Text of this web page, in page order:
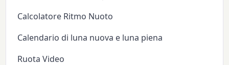
Calcolatore Ritmo Nuoto
Calendario di luna nuova e luna piena
Ruota Video